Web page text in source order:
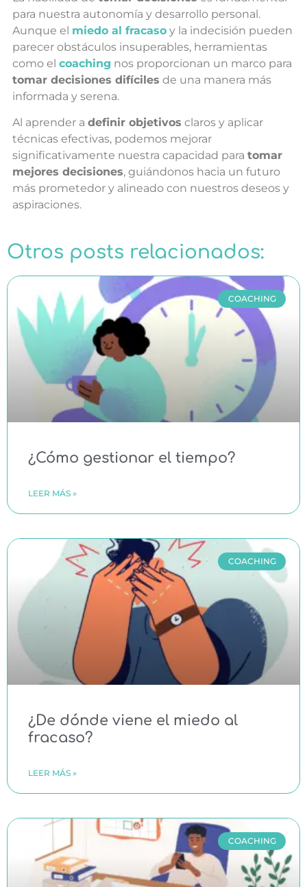
para nuestra autonomía y desarrollo personal.
Aunque el miedo al fracaso y la indecisión pueden
parecer obstáculos insuperables, herramientas
como el coaching nos proporcionan un marco para
tomar decisiones difíciles de una manera más
informada y serena.
Al aprender a definir objetivos claros y aplicar
técnicas efectivas, podemos mejorar
significativamente nuestra capacidad para tomar
mejores decisiones, guiándonos hacia un futuro
más prometedor y alineado con nuestros deseos y
aspiraciones.
Otros posts relacionados:
COACHING
¿Cómo gestionar el tiempo?
LEER MÁS »
COACHING
¿De dónde viene el miedo al
fracaso?
LEER MÁS »
COACHING